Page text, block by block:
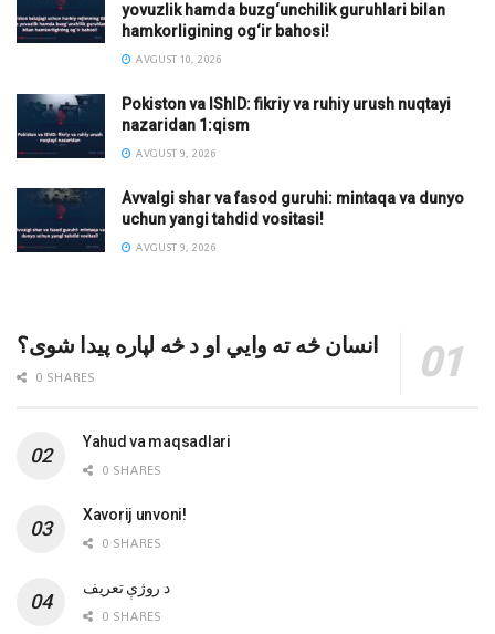
yovuzlik hamda buzg‘unchilik guruhlari bilan
hamkorligining og‘ir bahosi!
AVGUST 10, 2026
Pokiston va IShID: fikriy va ruhiy urush nuqtayi
nazaridan 1:qism
AVGUST 9, 2026
Avvalgi shar va fasod guruhi: mintaqa va dunyo
uchun yangi tahdid vositasi!
AVGUST 9, 2026
انسان څه ته وایي او د څه لپاره پیدا شوی؟
0 SHARES
Yahud va maqsadlari
0 SHARES
Xavorij unvoni!
0 SHARES
‌د روژې تعریف
0 SHARES